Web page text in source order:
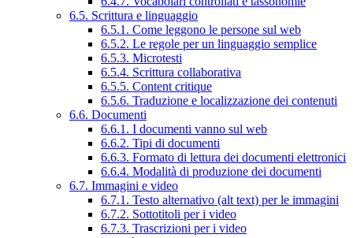
6.5. Scrittura e linguaggio
6.5.1. Come leggono le persone sul web
6.5.2. Le regole per un linguaggio semplice
6.5.3. Microtesti
6.5.4. Scrittura collaborativa
6.5.5. Content critique
6.5.6. Traduzione e localizzazione dei contenuti
6.6. Documenti
6.6.1. I documenti vanno sul web
6.6.2. Tipi di documenti
6.6.3. Formato di lettura dei documenti elettronici
6.6.4. Modalità di produzione dei documenti
6.7. Immagini e video
6.7.1. Testo alternativo (alt text) per le immagini
6.7.2. Sottotitoli per i video
6.7.3. Trascrizioni per i video